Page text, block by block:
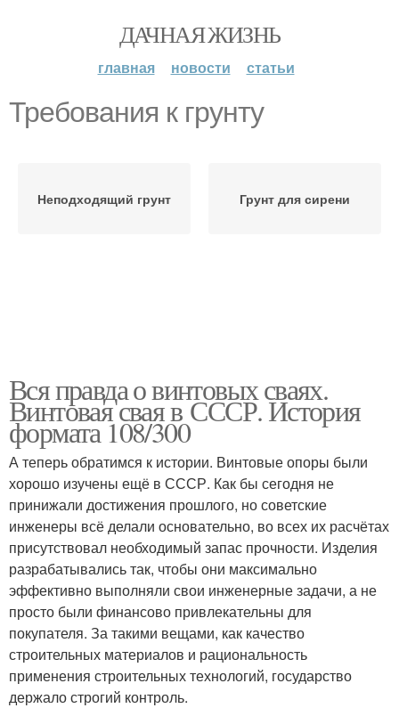
ДАЧНАЯ ЖИЗНЬ
главная новости статьи
Требования к грунту
Неподходящий грунт Грунт для сирени
Вся правда о винтовых сваях.
Винтовая свая в СССР. История
формата 108/300
А теперь обратимся к истории. Винтовые опоры были
хорошо изучены ещё в СССР. Как бы сегодня не
принижали достижения прошлого, но советские
инженеры всё делали основательно, во всех их расчётах
присутствовал необходимый запас прочности. Изделия
разрабатывались так, чтобы они максимально
эффективно выполняли свои инженерные задачи, а не
просто были финансово привлекательны для
покупателя. За такими вещами, как качество
строительных материалов и рациональность
применения строительных технологий, государство
держало строгий контроль.